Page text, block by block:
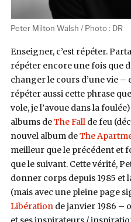
Peter Milton Walsh / Photo : DR
Enseigner, c’est répéter.
répéter encore une fois que
changer le cours d’une vie –
répéter aussi cette phrase
vole, je l’avoue dans la
albums deThe Fallde feu
nouvel album deThe
meilleur que le précédent et
que le suivant. Cette vérité,
donner corps depuis 1985 et
(mais avec une pleine page
Libérationde janvier 1986 –